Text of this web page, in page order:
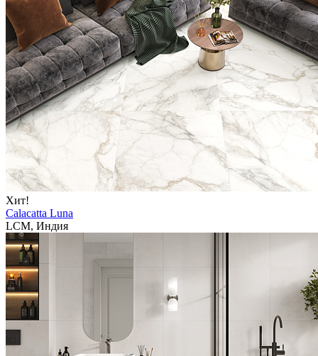
Хит!
Calacatta Luna
LCM, Индия